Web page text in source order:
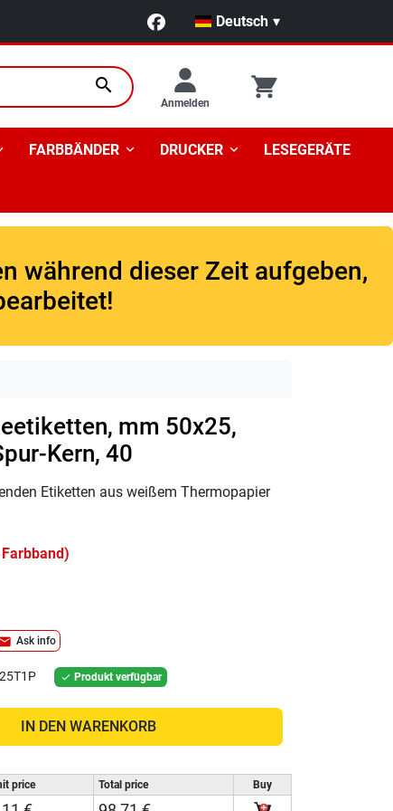
Deutsch ▾
search
Anmelden
FARBBÄNDER DRUCKER LESEGERÄTE
während dieser Zeit aufgeben,
mm 50x25,
Kern, 40
Etiketten aus weißem Thermopapier
Ask info
 Produkt verfügbar
IN DEN WARENKORB
price Total price Buy